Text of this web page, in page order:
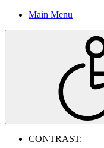
Main Menu
CONTRAST: